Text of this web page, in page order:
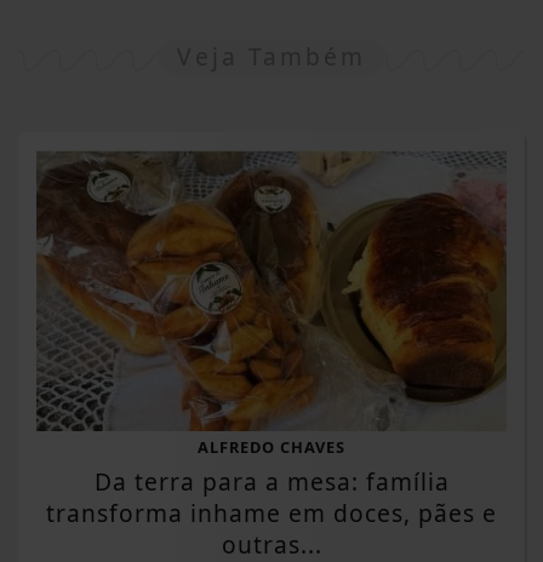
ALFREDO CHAVES
Da terra para a mesa: família
transforma inhame em doces, pães e
outras...